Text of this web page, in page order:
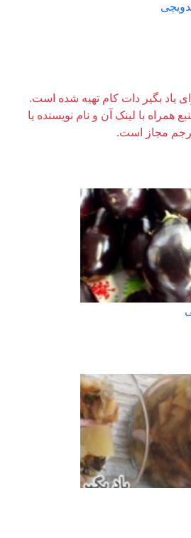
یاد بگیر دات کام تهیه شده است.
همراه با لینک آن و نام نویسنده یا
مجاز است.